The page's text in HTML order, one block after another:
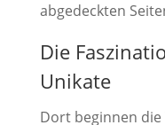
abgedeckten
Die
Unikate
Dort beginnen